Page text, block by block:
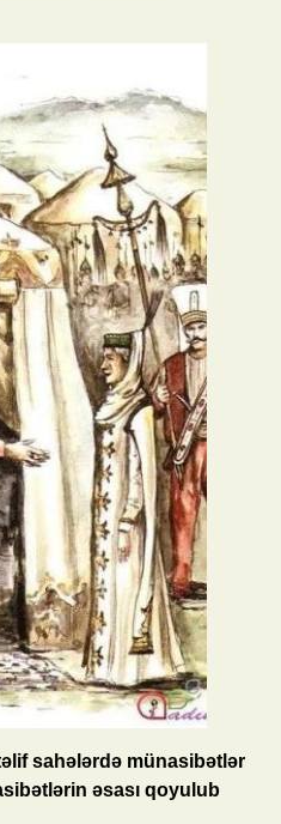
sahələrdə münasibətlər
əsası qoyulub